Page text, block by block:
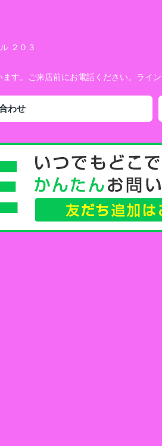
２０３
す。ご来店前にお電話ください。ライ
わせ